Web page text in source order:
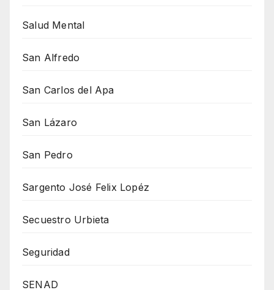
Salud Mental
San Alfredo
San Carlos del Apa
San Lázaro
San Pedro
Sargento José Felix Lopéz
Secuestro Urbieta
Seguridad
SENAD